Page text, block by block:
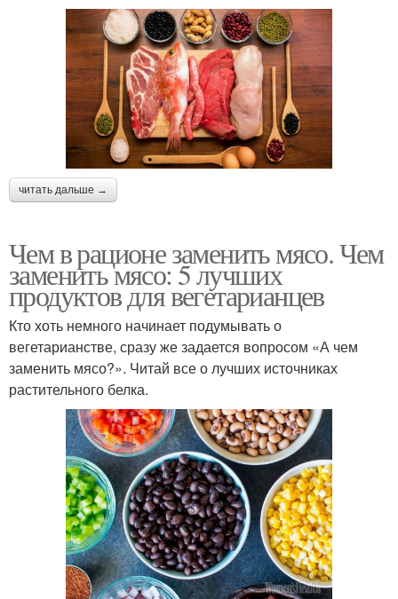
читать дальше →
Чем в рационе заменить мясо. Чем
заменить мясо: 5 лучших
продуктов для вегетарианцев
Кто хоть немного начинает подумывать о
вегетарианстве, сразу же задается вопросом «А чем
заменить мясо?». Читай все о лучших источниках
растительного белка.